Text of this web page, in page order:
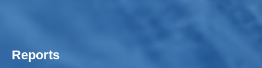
Reports